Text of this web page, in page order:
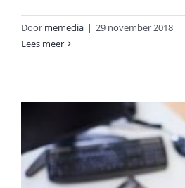
Door memedia | 29 november 2018 |
Lees meer